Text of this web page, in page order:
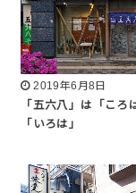
2019年6月8日
「五六八」は「ころ
「いろは」